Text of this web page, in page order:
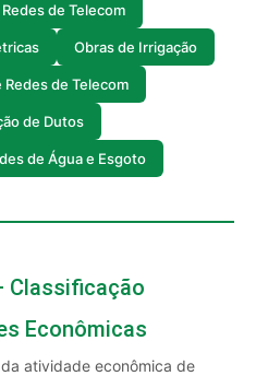
de Telecom
Obras de Irrigação
de Telecom
de Dutos
de Água e Esgoto
Classificação
Econômicas
atividade econômica de